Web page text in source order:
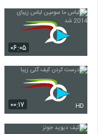
۰۶:۰۵
۰۰:۱۷ HD